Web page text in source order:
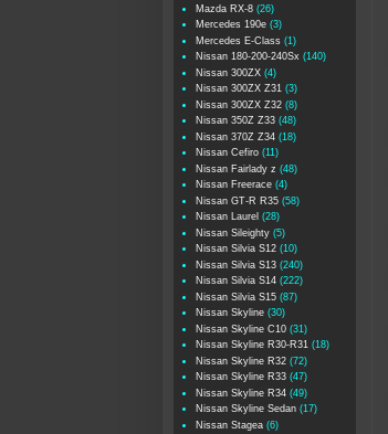
Mazda RX-8 (26)
Mercedes 190e (3)
Mercedes E-Class (1)
Nissan 180-200-240Sx (140)
Nissan 300ZX (4)
Nissan 300ZX Z31 (3)
Nissan 300ZX Z32 (8)
Nissan 350Z Z33 (48)
Nissan 370Z Z34 (18)
Nissan Cefiro (11)
Nissan Fairlady z (48)
Nissan Freerace (4)
Nissan GT-R R35 (58)
Nissan Laurel (28)
Nissan Sileighty (5)
Nissan Silvia S12 (10)
Nissan Silvia S13 (240)
Nissan Silvia S14 (222)
Nissan Silvia S15 (87)
Nissan Skyline (30)
Nissan Skyline C10 (31)
Nissan Skyline R30-R31 (18)
Nissan Skyline R32 (72)
Nissan Skyline R33 (47)
Nissan Skyline R34 (49)
Nissan Skyline Sedan (17)
Nissan Stagea (6)